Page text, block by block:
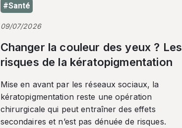
#Santé
09/07/2026
Changer la couleur des yeux ? Les
risques de la kératopigmentation
Mise en avant par les réseaux sociaux, la
kératopigmentation reste une opération
chirurgicale qui peut entraîner des effets
secondaires et n’est pas dénuée de risques.